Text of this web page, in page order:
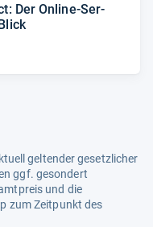
Der Online-​Ser­
geltender gesetzlicher
ggf. gesondert
und die
zum Zeitpunkt des